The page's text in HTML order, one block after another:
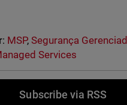
MSP, Segurança
Services
Subscribe via RSS